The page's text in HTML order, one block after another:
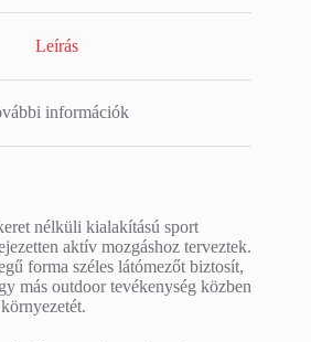
Leírás
információk
nélküli kialakítású sport
aktív mozgáshoz terveztek.
forma széles látómezőt biztosít,
más outdoor tevékenység közben